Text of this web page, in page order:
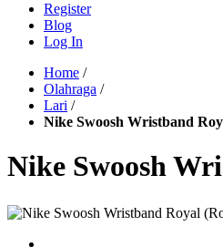
Register
Blog
Log In
Home /
Olahraga /
Lari /
Nike Swoosh Wristband
Nike Swoosh